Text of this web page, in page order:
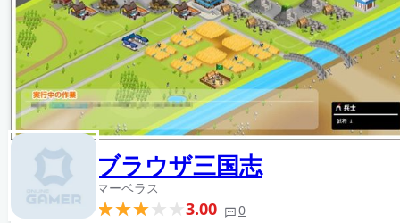
ブラウザ三国志
マーベラス
3.00 0